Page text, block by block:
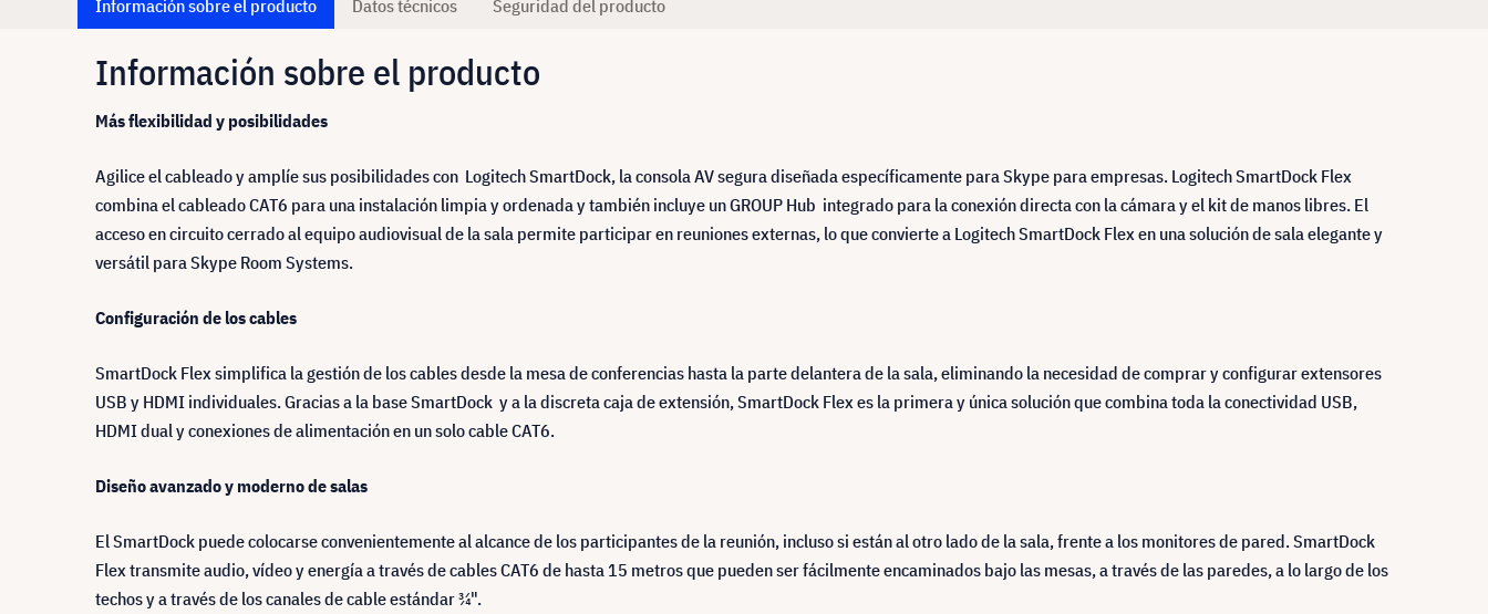
Información sobre el producto Datos técnicos Seguridad del producto
Información sobre el producto
Más flexibilidad y posibilidades
Agilice el cableado y amplíe sus posibilidades con Logitech SmartDock, la consola AV segura diseñada específicamente para Skype para empresas. Logitech SmartDock Flex
combina el cableado CAT6 para una instalación limpia y ordenada y también incluye un GROUP Hub integrado para la conexión directa con la cámara y el kit de manos libres. El
acceso en circuito cerrado al equipo audiovisual de la sala permite participar en reuniones externas, lo que convierte a Logitech SmartDock Flex en una solución de sala elegante y
versátil para Skype Room Systems.
Configuración de los cables
SmartDock Flex simplifica la gestión de los cables desde la mesa de conferencias hasta la parte delantera de la sala, eliminando la necesidad de comprar y configurar extensores
USB y HDMI individuales. Gracias a la base SmartDock y a la discreta caja de extensión, SmartDock Flex es la primera y única solución que combina toda la conectividad USB,
HDMI dual y conexiones de alimentación en un solo cable CAT6.
Diseño avanzado y moderno de salas
El SmartDock puede colocarse convenientemente al alcance de los participantes de la reunión, incluso si están al otro lado de la sala, frente a los monitores de pared. SmartDock
Flex transmite audio, vídeo y energía a través de cables CAT6 de hasta 15 metros que pueden ser fácilmente encaminados bajo las mesas, a través de las paredes, a lo largo de los
techos y a través de los canales de cable estándar ¾".